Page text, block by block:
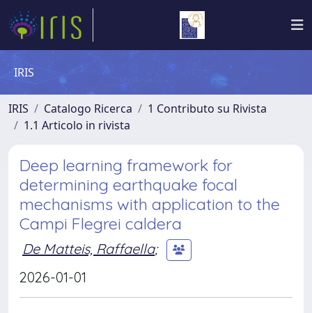
IRIS
IRIS Catalogo Ricerca
1 Contributo su Rivista
1.1 Articolo in rivista
Deep learning framework for
determining earthquake focal
mechanisms with application to the
Campi Flegrei caldera
De Matteis, Raffaella;
2026-01-01